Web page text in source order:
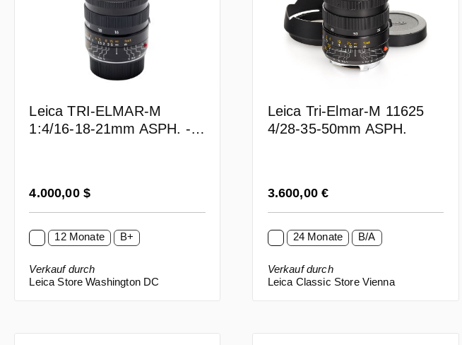
Leica TRI-ELMAR-M
1:4/16-18-21mm ASPH. -
Regulärer Preis:
4.000,00 $
12 Monate B+
Verkauf durch
Leica Store Washington DC
Leica Tri-Elmar-M 11625
4/28-35-50mm ASPH.
Regulärer Preis:
3.600,00 €
24 Monate B/A
Verkauf durch
Leica Classic Store Vienna